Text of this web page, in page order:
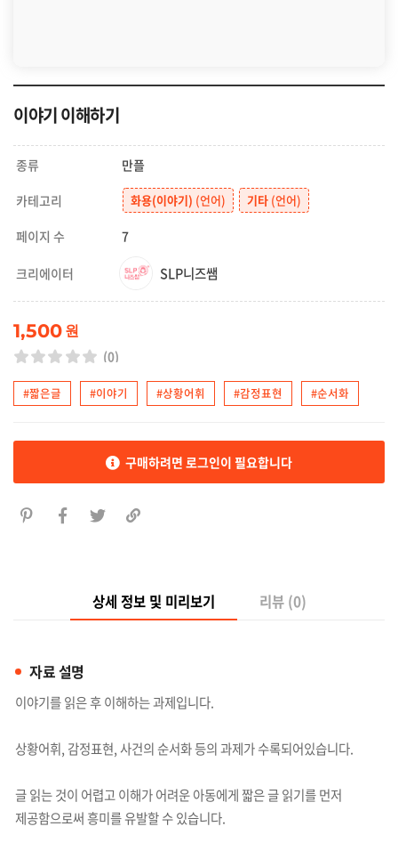
이야기 이해하기
종류
만플
카테고리
화용(이야기) (언어) 기타 (언어)
페이지 수 7
크리에이터 SLP니즈쌤
1,500 원
(0)
#짧은글 #이야기 #상황어휘 #감정표현 #순서화
구매하려면 로그인이 필요합니다
상세 정보 및 미리보기 리뷰 (0)
자료 설명
이야기를 읽은 후 이해하는 과제입니다.
상황어휘, 감정표현, 사건의 순서화 등의 과제가 수록되어있습니다.
글 읽는 것이 어렵고 이해가 어려운 아동에게 짧은 글 읽기를 먼저
제공함으로써 흥미를 유발할 수 있습니다.